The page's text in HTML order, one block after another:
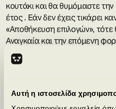
Αυτή η ιστοσελίδα
κουτάκι και θα θυμόμαστε
έτος . Εάν δεν έχεις τικάρει
«Αποθήκευση επιλογών»,
Αναγκαία και την επόμενη
επισκεφθείς, θα σε ρωτήσουμε
Ανάκληση συγκατάθεσης​
ιστοσελίδα μας. Στο κάτω